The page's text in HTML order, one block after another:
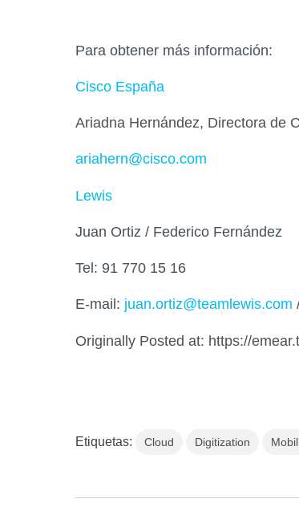
Para obtener más información:
Cisco España
Ariadna Hernández, Directora de
ariahern@cisco.com
Lewis
Juan Ortiz / Federico Fernández
Tel: 91 770 15 16
E-mail: juan.ortiz@teamlewis.com
Originally Posted at: https://
Etiquetas: Cloud Digitization